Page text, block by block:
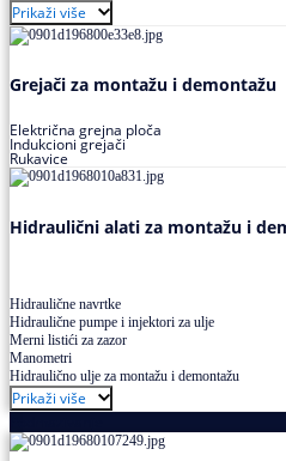
Prikaži više
Grejači za montažu i demontažu
Električna grejna ploča
Indukcioni grejači
Rukavice
Hidraulični alati za montažu i
Hidraulične navrtke
Hidraulične pumpe i injektori za ulje
Merni listići za zazor
Manometri
Hidraulično ulje za montažu i demontažu
Prikaži više